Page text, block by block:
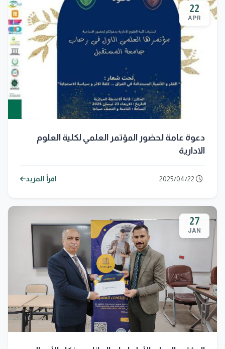
22
APR
دعوة عامة لحضور المؤتمر العلمي لكلية العلوم
الادارية
اقرأ المزيد
27
JAN